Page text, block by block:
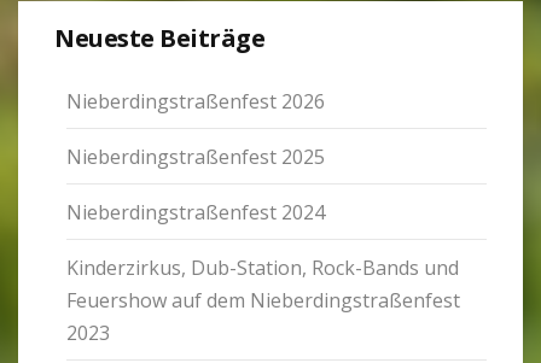
Neu­este Bei­träge
Nie­ber­ding­stra­ßen­fest 2026
Nie­ber­ding­stra­ßen­fest 2025
Nie­ber­ding­stra­ßen­fest 2024
Kin­der­zirkus, Dub-Sta­tion, Rock-Bands und
Feu­er­show auf dem Nie­ber­ding­stra­ßen­fest
2023